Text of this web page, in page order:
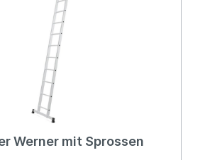
Werner mit Sprossen